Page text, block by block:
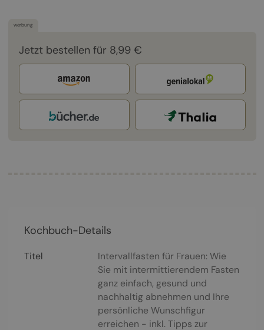
werbung
Jetzt bestellen für 8,99 €
Kochbuch-Details
Titel
Intervallfasten für Frauen: Wie
Sie mit intermittierendem Fasten
ganz einfach, gesund und
nachhaltig abnehmen und Ihre
persönliche Wunschfigur
erreichen - inkl. Tipps zur